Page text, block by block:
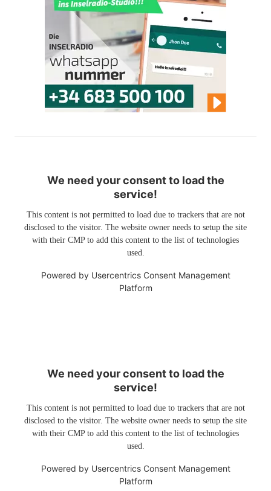
We need your consent to load the
service!
This content is not permitted to load due to trackers that are not
disclosed to the visitor. The website owner needs to setup the site
with their CMP to add this content to the list of technologies
used.
Powered by Usercentrics Consent Management
Platform
We need your consent to load the
service!
This content is not permitted to load due to trackers that are not
disclosed to the visitor. The website owner needs to setup the site
with their CMP to add this content to the list of technologies
used.
Powered by Usercentrics Consent Management
Platform